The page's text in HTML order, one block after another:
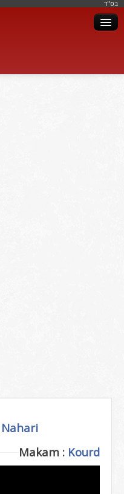
בּס"ד
Makam : Kourd